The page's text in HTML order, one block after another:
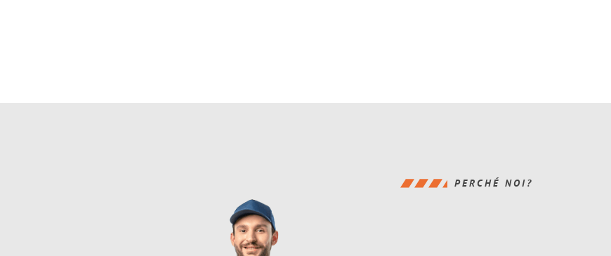
PERCHÉ NOI?